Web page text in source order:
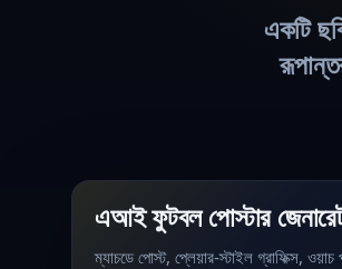
একটি
এআই ফুটবল পোস্টার
ম্যাচডে পোস্ট, প্লেয়ার-স্টাইল গ্রাফিক্স,